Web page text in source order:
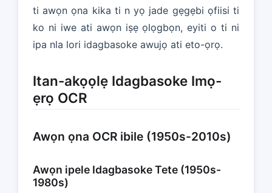
ti awọn ọna kika ti n yọ jade gẹgẹbi ọfiisi ti
ko ni iwe ati awọn iṣẹ ọlọgbọn, eyiti o ti ni
ipa nla lori idagbasoke awujọ ati eto-ọrọ.
Itan-akọọlẹ Idagbasoke Imọ-
ẹrọ OCR
Awọn ọna OCR ibile (1950s-2010s)
Awọn ipele Idagbasoke Tete (1950s-
1980s)